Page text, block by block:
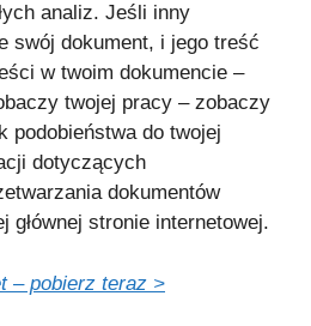
analiz. Jeśli inny
swój dokument, i jego treść
w twoim dokumencie –
twojej pracy – zobaczy
podobieństwa do twojej
dotyczących
dokumentów
głównej stronie internetowej.
– pobierz teraz >